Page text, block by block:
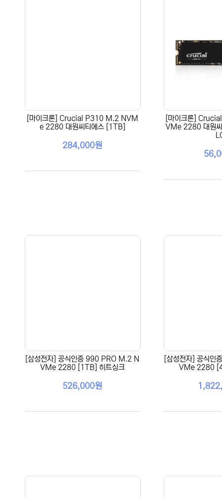
[마이크론] Crucial P310 M.2 NVM
e 2280 대원씨티에스 [1TB]
284,000원
[마이크론]
VMe 2280 대원
[삼성전자] 공식인증 990 PRO M.2 N
VMe 2280 [1TB] 히트싱크
526,000원
[삼성전자] 공식
VMe 2280